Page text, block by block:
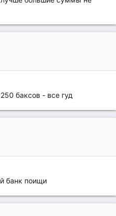
баксов - все гуд
банк поищи